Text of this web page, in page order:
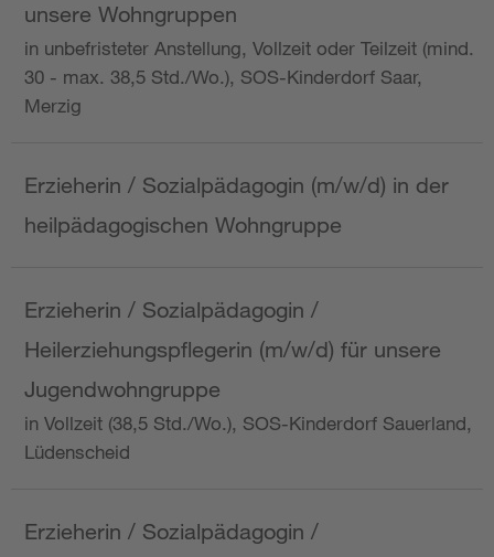
unsere Wohngruppen
in unbefristeter Anstellung, Vollzeit oder Teilzeit (mind.
30 - max. 38,5 Std./Wo.), SOS-Kinderdorf Saar,
Merzig
Erzieherin / Sozialpädagogin (m/w/d) in der
heilpädagogischen Wohngruppe
Erzieherin / Sozialpädagogin /
Heilerziehungspflegerin (m/w/d) für unsere
Jugendwohngruppe
in Vollzeit (38,5 Std./Wo.), SOS-Kinderdorf Sauerland,
Lüdenscheid
Erzieherin / Sozialpädagogin /